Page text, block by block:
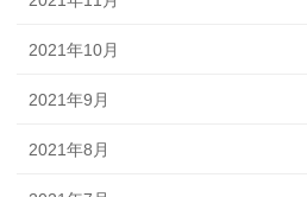
2021年10月
2021年9月
2021年8月